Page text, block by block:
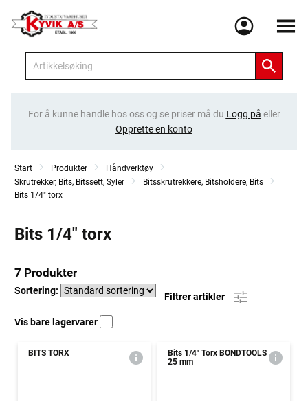
Meny
For å kunne handle hos oss og se priser må du Logg på eller
Opprette en konto
Start Produkter
Håndverktøy
Skrutrekker, Bits, Bitssett, Syler
Bitsskrutrekkere, Bitsholdere, Bits
Bits 1/4" torx
Bits 1/4" torx
7 Produkter
Sortering:
Filtrer artikler
Vis bare lagervarer
BITS TORX
Bits 1/4" Torx BONDTOOLS
25 mm